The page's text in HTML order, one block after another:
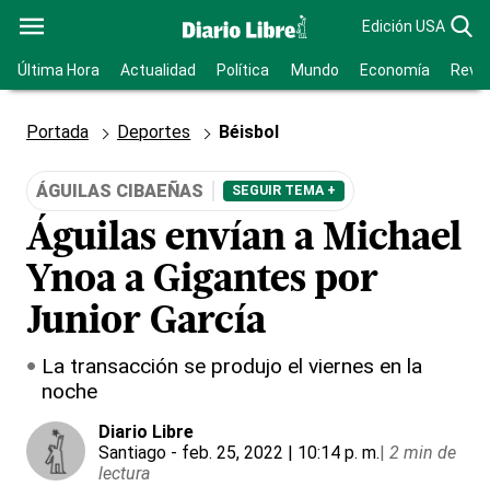
Edición USA
Última Hora Actualidad Política Mundo Economía
Portada Deportes Béisbol
ÁGUILAS CIBAEÑAS SEGUIR TEMA +
Águilas envían a Michael
Ynoa a Gigantes por
Junior García
La transacción se produjo el viernes en la
noche
Diario Libre
Santiago - feb. 25, 2022 | 10:14 p. m.| 2 min de
lectura